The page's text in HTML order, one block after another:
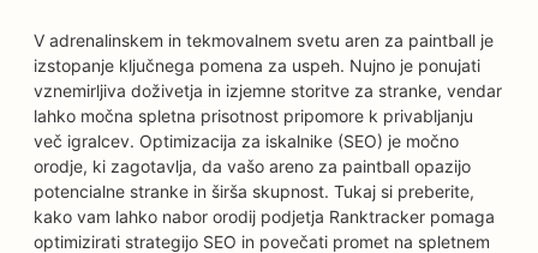
V adrenalinskem in tekmovalnem svetu aren za paintball je
izstopanje ključnega pomena za uspeh. Nujno je ponujati
vznemirljiva doživetja in izjemne storitve za stranke, vendar
lahko močna spletna prisotnost pripomore k privabljanju
več igralcev. Optimizacija za iskalnike (SEO) je močno
orodje, ki zagotavlja, da vašo areno za paintball opazijo
potencialne stranke in širša skupnost. Tukaj si preberite,
kako vam lahko nabor orodij podjetja Ranktracker pomaga
optimizirati strategijo SEO in povečati promet na spletnem